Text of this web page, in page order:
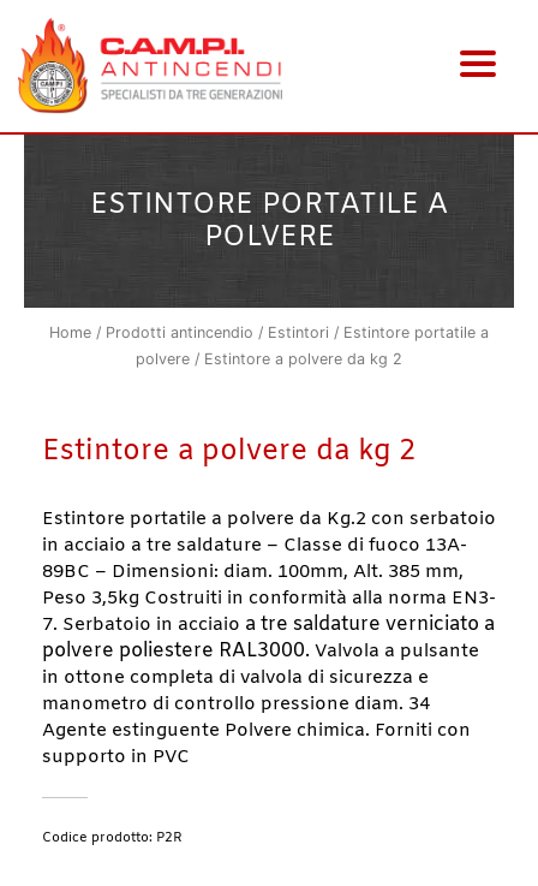
contenuto
ESTINTORE PORTATILE A
POLVERE
Home / Prodotti antincendio / Estintori / Estintore portatile a
polvere / Estintore a polvere da kg 2
Estintore a polvere da kg 2
Estintore portatile a polvere da Kg.2 con serbatoio
in acciaio a tre saldature – Classe di fuoco 13A-
89BC – Dimensioni: diam. 100mm, Alt. 385 mm,
Peso 3,5kg Costruiti in conformità alla norma EN3-
7. Serbatoio in acciaio a tre saldature verniciato a
polvere poliestere RAL3000. Valvola a pulsante
in ottone completa di valvola di sicurezza e
manometro di controllo pressione diam. 34
Agente estinguente Polvere chimica. Forniti con
supporto in PVC
Codice prodotto: P2R